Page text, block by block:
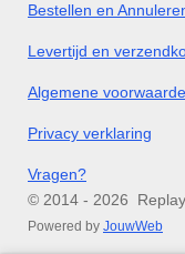
Bestellen en
Levertijd en
Algemene
Privacy verklaring
Vragen?
© 2014 - 2026
Powered by JouwWeb